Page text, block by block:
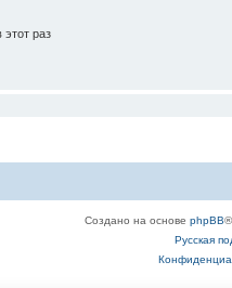
раз
Создано на основе phpBB
Русская